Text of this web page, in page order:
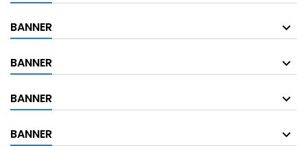
BANNER
BANNER
BANNER
BANNER